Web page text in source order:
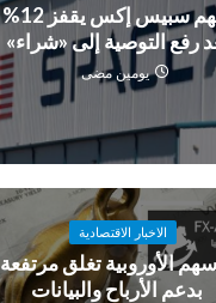
سهم سبيس إكس يقفز 12%
رفع التوصية إلى «شراء»
يومين مضى
الاخبار الاقتصادية
الأوروبية تغلق مرتفعة
بدعم الأرباح والبيانات